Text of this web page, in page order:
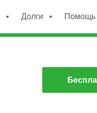
Долги Помощь